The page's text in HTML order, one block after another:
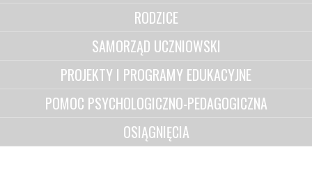
RODZICE
SAMORZĄD UCZNIOWSKI
PROJEKTY I PROGRAMY EDUKACYJNE
POMOC PSYCHOLOGICZNO-PEDAGOGICZNA
OSIĄGNIĘCIA